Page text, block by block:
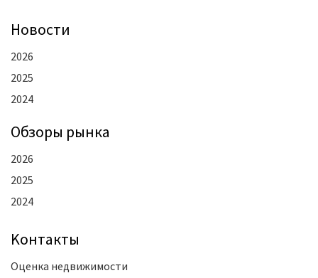
Новости
2026
2025
2024
Oбзоры рынка
2026
2025
2024
Kонтакты
Оценка недвижимости